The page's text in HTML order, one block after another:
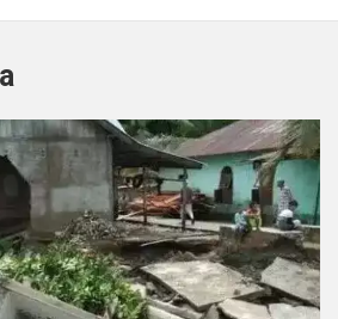
Tiga Langkah Cegah
Tertibkan 645 Bangunan Liar dalam
Peredaran Sabu di Bengkulu,
Disita
Puluhan Paket Digagalkan Polisi